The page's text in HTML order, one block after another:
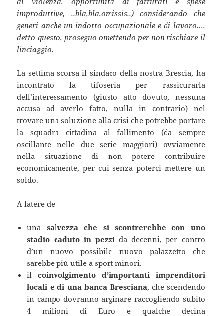
improduttive, ..bla,bla,omissis..) considerando che
generi anche un indotto occupazionale e di lavoro….
detto questo, proseguo omettendo per non rischiare il
linciaggio.
La settima scorsa il sindaco della nostra Brescia, ha
incontrato la tifoseria per rassicurarla
dell’interessamento (giusto atto dovuto, nessuna
accusa ad averlo fatto, nulla in contrario) nel
trovare una soluzione alla crisi che potrebbe portare
la squadra cittadina al fallimento (da sempre
oscillante nelle due serie maggiori) ovviamente
nella situazione di non potere contribuire
economicamente, per cui senza poterci mettere un
soldo.
A latere de:
una salvezza che si scontrerebbe con uno
stadio caduto in pezzi da decenni, per contro
d’un nuovo possibile nuovo palazzetto che
sarebbe più utile a sport minori.
ilcoinvolgimento d’importanti imprenditori
locali e di una banca Bresciana, che scendendo
in campo dovranno arginare raccogliendo subito
4 milioni di Euro e qualche decina